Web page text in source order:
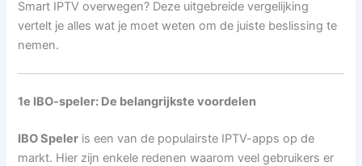
Smart IPTV overwegen? Deze uitgebreide vergelijking
vertelt je alles wat je moet weten om de juiste beslissing te
nemen.
1e IBO-speler: De belangrijkste voordelen
IBO Speler is een van de populairste IPTV-apps op de
markt. Hier zijn enkele redenen waarom veel gebruikers er